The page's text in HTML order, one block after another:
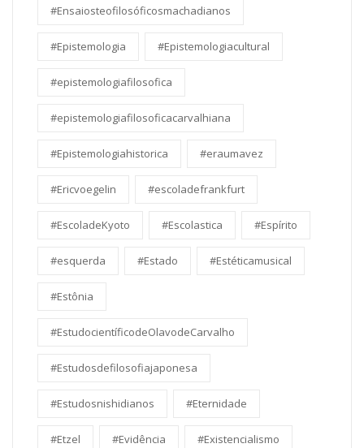
#Ensaiosteofilosóficosmachadianos
#Epistemologia #Epistemologiacultural
#epistemologiafilosofica
#epistemologiafilosoficacarvalhiana
#Epistemologiahistorica #eraumavez
#Ericvoegelin #escoladefrankfurt
#EscoladeKyoto #Escolastica #Espírito
#esquerda #Estado #Estéticamusical
#Estônia
#EstudocientíficodeOlavodeCarvalho
#Estudosdefilosofiajaponesa
#Estudosnishidianos #Eternidade
#Etzel #Evidência #Existencialismo